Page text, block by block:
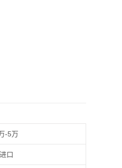
-5万
进口